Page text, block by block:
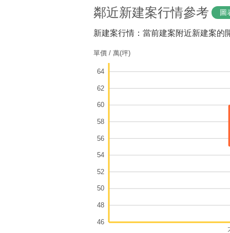
鄰近新建案行情參考 圖
新建案行情：當前建案附近新建案的
單價 / 萬(坪)
46
48
50
52
54
56
58
60
62
64